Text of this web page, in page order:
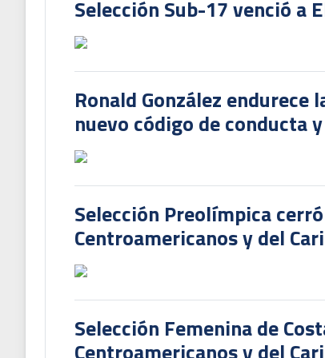
Selección Sub-17 venció a
Ronald González endurece
nuevo código de conducta
Selección Preolímpica
Centroamericanos y del
Selección Femenina de